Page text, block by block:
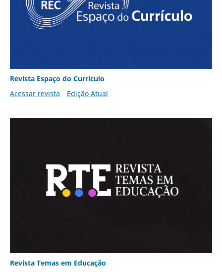
Revista Espaço do Currículo
Acessar revista
Edição Atual
Revista Temas em Educação